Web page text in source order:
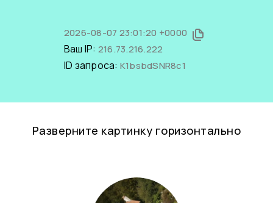
2026-08-07 23:01:20 +0000
Ваш IP: 216.73.216.222
ID запроса: K1bsbdSNR8c1
Разверните картинку горизонтально